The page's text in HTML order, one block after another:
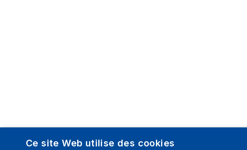
Ce site Web utilise des cookies